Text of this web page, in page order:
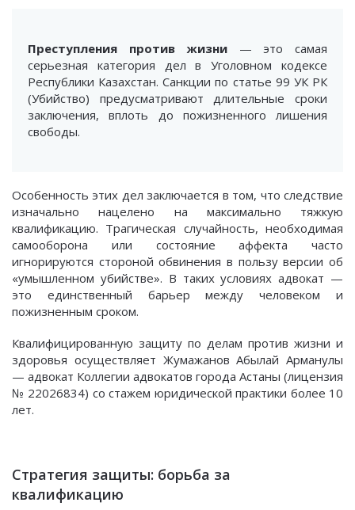
Преступления против жизни — это самая
серьезная категория дел в Уголовном кодексе
Республики Казахстан. Санкции по статье 99 УК РК
(Убийство) предусматривают длительные сроки
заключения, вплоть до пожизненного лишения
свободы.
Особенность этих дел заключается в том, что следствие
изначально нацелено на максимально тяжкую
квалификацию. Трагическая случайность, необходимая
самооборона или состояние аффекта часто
игнорируются стороной обвинения в пользу версии об
«умышленном убийстве». В таких условиях адвокат —
это единственный барьер между человеком и
пожизненным сроком.
Квалифицированную защиту по делам против жизни и
здоровья осуществляет Жумажанов Абылай Арманулы
— адвокат Коллегии адвокатов города Астаны (лицензия
№ 22026834) со стажем юридической практики более 10
лет.
Стратегия защиты: борьба за
квалификацию